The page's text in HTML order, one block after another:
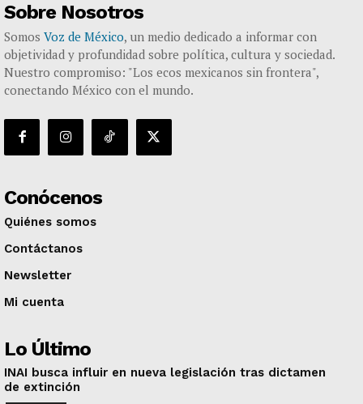
Sobre Nosotros
Somos Voz de México, un medio dedicado a informar con
objetividad y profundidad sobre política, cultura y sociedad.
Nuestro compromiso: "Los ecos mexicanos sin frontera",
conectando México con el mundo.
Conócenos
Quiénes somos
Contáctanos
Newsletter
Mi cuenta
Lo Último
INAI busca influir en nueva legislación tras dictamen
de extinción